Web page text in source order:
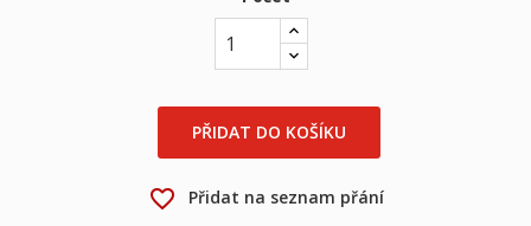
PŘIDAT DO KOŠÍKU
favorite_border Přidat na seznam přání
Můj seznam přání
Vytvořit seznam přání
Název seznamu přání
Přihlásit se
Musíte být přihlášen, abyste si mohli výrobky uložit do
svého seznamu přání.